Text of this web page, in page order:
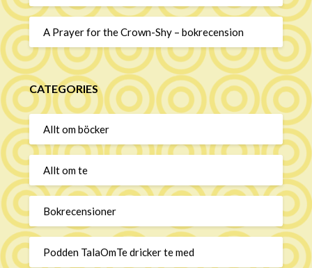
A Prayer for the Crown-Shy – bokrecension
CATEGORIES
Allt om böcker
Allt om te
Bokrecensioner
Podden TalaOmTe dricker te med